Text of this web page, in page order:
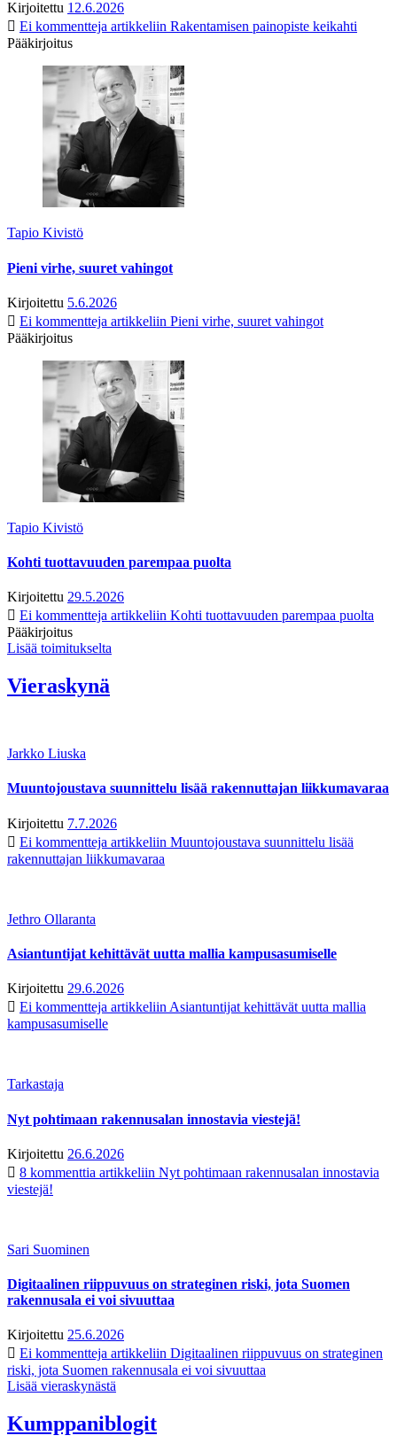
Kirjoitettu 12.6.2026
Ei kommentteja artikkeliin Rakentamisen painopiste keikahti
Pääkirjoitus
Tapio Kivistö
Pieni virhe, suuret vahingot
Kirjoitettu 5.6.2026
Ei kommentteja artikkeliin Pieni virhe, suuret vahingot
Pääkirjoitus
Tapio Kivistö
Kohti tuottavuuden parempaa puolta
Kirjoitettu 29.5.2026
Ei kommentteja artikkeliin Kohti tuottavuuden parempaa puolta
Pääkirjoitus
Lisää toimitukselta
Vieraskynä
Jarkko Liuska
Muuntojoustava suunnittelu lisää rakennuttajan liikkumavaraa
Kirjoitettu 7.7.2026
Ei kommentteja artikkeliin Muuntojoustava suunnittelu lisää
rakennuttajan liikkumavaraa
Jethro Ollaranta
Asiantuntijat kehittävät uutta mallia kampusasumiselle
Kirjoitettu 29.6.2026
Ei kommentteja artikkeliin Asiantuntijat kehittävät uutta mallia
kampusasumiselle
Tarkastaja
Nyt pohtimaan rakennusalan innostavia viestejä!
Kirjoitettu 26.6.2026
8 kommenttia artikkeliin Nyt pohtimaan rakennusalan innostavia
viestejä!
Sari Suominen
Digitaalinen riippuvuus on strateginen riski, jota Suomen
rakennusala ei voi sivuuttaa
Kirjoitettu 25.6.2026
Ei kommentteja artikkeliin Digitaalinen riippuvuus on strateginen
riski, jota Suomen rakennusala ei voi sivuuttaa
Lisää vieraskynästä
Kumppaniblogit